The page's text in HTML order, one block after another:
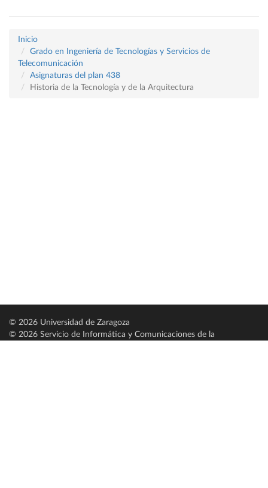
Inicio
Grado en Ingeniería de Tecnologías y Servicios de
Telecomunicación
Asignaturas del plan 438
Historia de la Tecnología y de la Arquitectura
© 2026 Universidad de Zaragoza
© 2026 Servicio de Informática y Comunicaciones de la